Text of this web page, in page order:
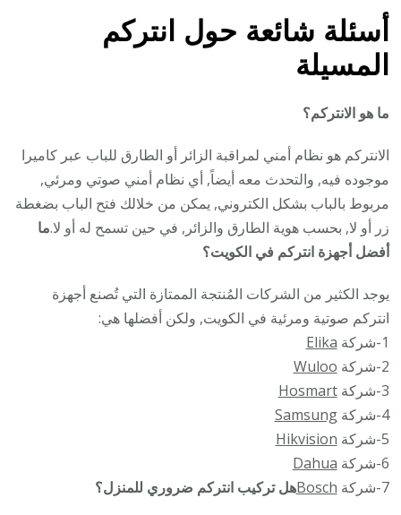
أسئلة شائعة حول انتركم
المسيلة
ما هو الانتركم؟
الانتركم هو نظام أمني لمراقبة الزائر أو الطارق للباب عبر كاميرا
موجوده فيه, والتحدث معه أيضاً, أي نظام أمني صوتي ومرئي,
مربوط بالباب بشكل الكتروني, يمكن من خلالك فتح الباب بضغطة
زر أو لا, بحسب هوية الطارق والزائر, في حين تسمح له أو لا.ما
أفضل أجهزة انتركم في الكويت؟
يوجد الكثير من الشركات المُنتجة الممتازة التي تُصنع أجهزة
انتركم صوتية ومرئية في الكويت, ولكن أفضلها هي:
1-شركة
Elika
2-شركة
Wuloo
3-شركة
Hosmart
4-شركة
Samsung
5-شركة
Hikvision
6-شركة
Dahua
7-شركة
Boschهل تركيب انتركم ضروري للمنزل؟